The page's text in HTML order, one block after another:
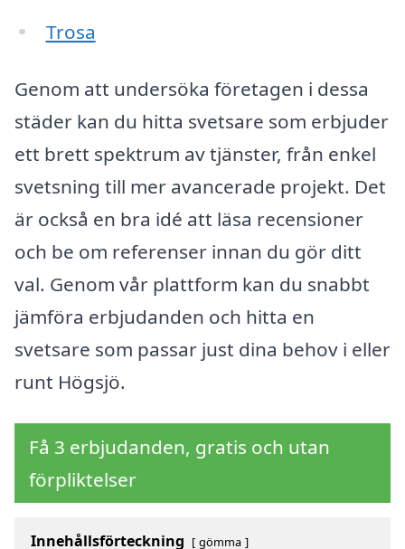
Trosa
Genom att undersöka företagen i dessa
städer kan du hitta svetsare som erbjuder
ett brett spektrum av tjänster, från enkel
svetsning till mer avancerade projekt. Det
är också en bra idé att läsa recensioner
och be om referenser innan du gör ditt
val. Genom vår plattform kan du snabbt
jämföra erbjudanden och hitta en
svetsare som passar just dina behov i eller
runt Högsjö.
Få 3 erbjudanden, gratis och utan
förpliktelser
Innehållsförteckning gömma